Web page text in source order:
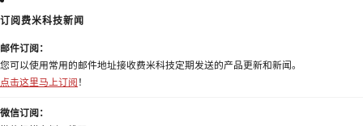
订阅费米科技新闻
邮件订阅：
您可以使用常用的邮件地址接收费米科技定期发送的产品更新和新闻。
点击这里马上订阅 ！
微信订阅：